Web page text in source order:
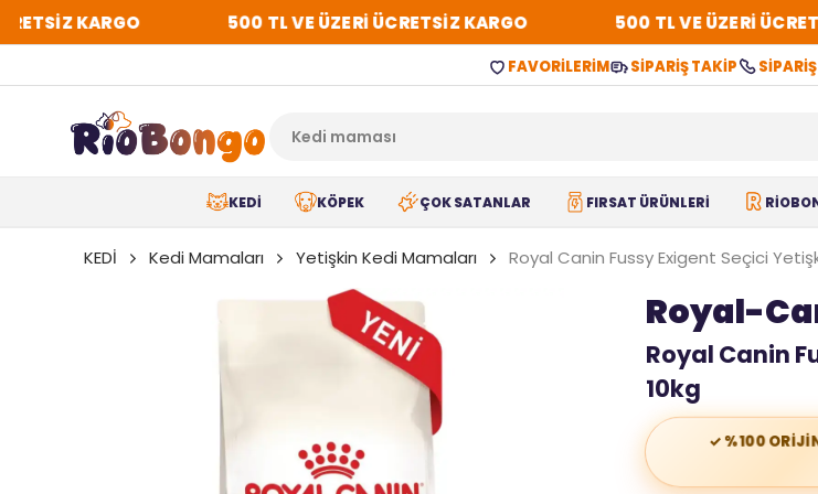
KARGO 500 TL VE ÜZERİ ÜCRETSİZ KARGO 500 TL VE ÜZERİ
FAVORİLERİM SİPARİŞ TAKİP
KEDİ KÖPEK ÇOK SATANLAR FIRSAT ÜRÜNLERİ
KEDİ Kedi Mamaları Yetişkin Kedi Mamaları Royal Canin Fussy Exigent Seçici
Royal-
Royal Canin
10kg
✓ %100